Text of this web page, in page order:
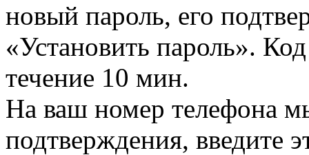
новый пароль, его
«Установить пароль».
течение 10 мин.
На ваш номер телефона
подтверждения, введите